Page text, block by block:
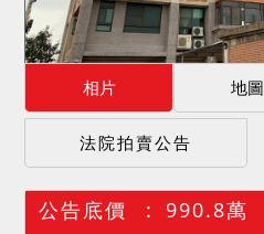
相片 地圖
法院拍賣公告
公告底價
990.8萬